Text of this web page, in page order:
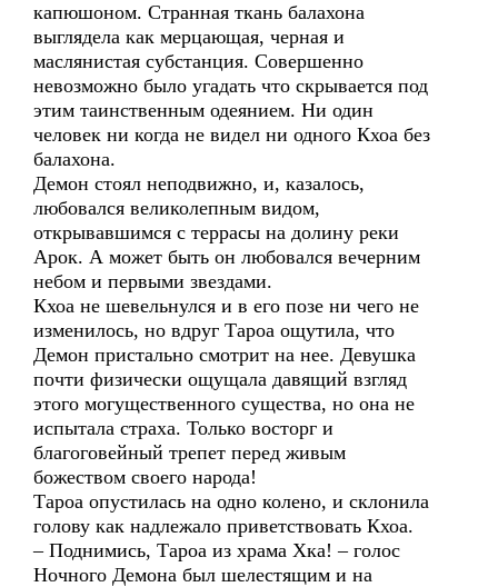
капюшоном. Странная ткань балахона
выглядела как мерцающая, черная и
маслянистая субстанция. Совершенно
невозможно было угадать что скрывается под
этим таинственным одеянием. Ни один
человек ни когда не видел ни одного Кхоа без
балахона.
Демон стоял неподвижно, и, казалось,
любовался великолепным видом,
открывавшимся с террасы на долину реки
Арок. А может быть он любовался вечерним
небом и первыми звездами.
Кхоа не шевельнулся и в его позе ни чего не
изменилось, но вдруг Тароа ощутила, что
Демон пристально смотрит на нее. Девушка
почти физически ощущала давящий взгляд
этого могущественного существа, но она не
испытала страха. Только восторг и
благоговейный трепет перед живым
божеством своего народа!
Тароа опустилась на одно колено, и склонила
голову как надлежало приветствовать Кхоа.
– Поднимись, Тароа из храма Хка! – голос
Ночного Демона был шелестящим и на